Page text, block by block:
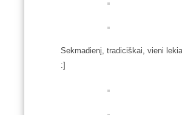
Sekmadienį, tradiciškai, vieni
:]